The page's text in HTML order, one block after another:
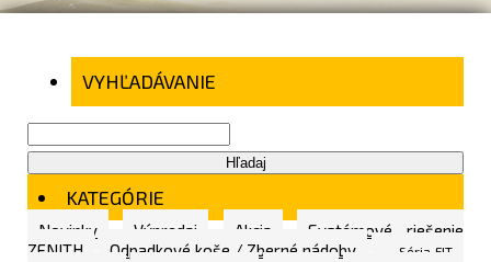
VYHĽADÁVANIE
Hľadaj
KATEGÓRIE
Novinky Výpredaj Akcia
Systémové riešenie
ZENITH
Odpadkové koše / Zberné nádoby
Séria FIT